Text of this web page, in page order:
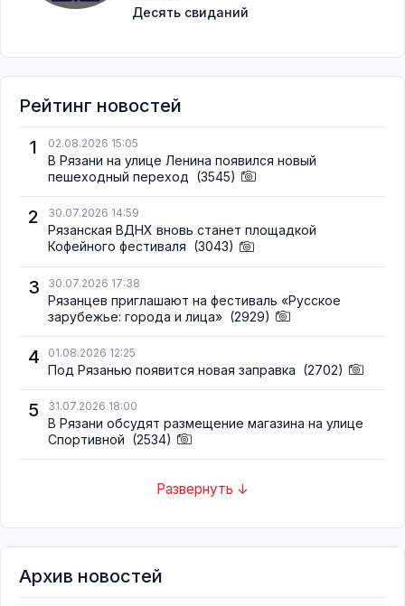
Десять свиданий
Рейтинг новостей
1
02.08.2026 15:05
В Рязани на улице Ленина появился новый
пешеходный переход (3545)
2 30.07.2026 14:59
Рязанская ВДНХ вновь станет площадкой
Кофейного фестиваля (3043)
3 30.07.2026 17:38
Рязанцев приглашают на фестиваль «Русское
зарубежье: города и лица» (2929)
4 01.08.2026 12:25
Под Рязанью появится новая заправка (2702)
5 31.07.2026 18:00
В Рязани обсудят размещение магазина на улице
Спортивной (2534)
Развернуть ↓
Архив новостей